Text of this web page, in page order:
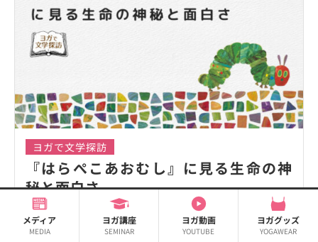
メディア
MEDIA
ヨガ講座
SEMINAR
ヨガ動画
YOUTUBE
ヨガグッズ
YOGAWEAR
ヨガで文学探訪
『はらぺこあおむし』に見る生命の神
秘と面白さ